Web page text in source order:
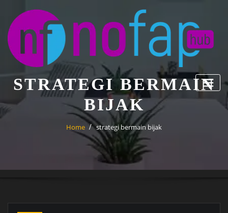
content
STRATEGI BERMAIN
BIJAK
Home strategi bermain bijak